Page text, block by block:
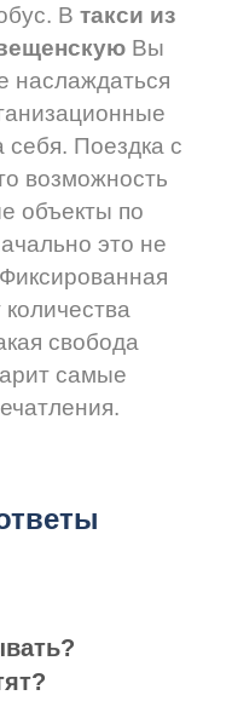
В такси из
Вы
наслаждаться
Поездка с
возможность
объекты по
это не
свобода
самые